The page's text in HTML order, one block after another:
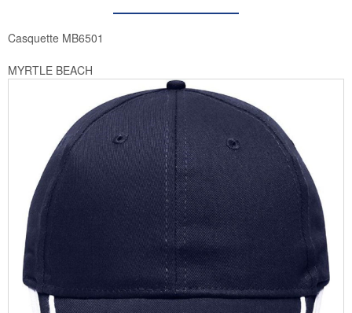
Casquette MB6501
MYRTLE BEACH